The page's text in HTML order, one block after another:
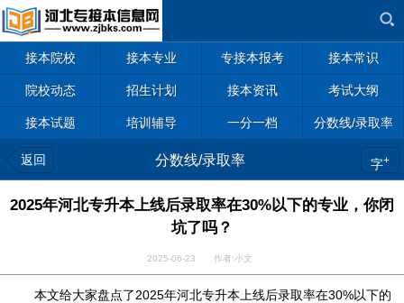
接本院校 接本专业 专接本报考 接本常识
院校动态 招生计划 接本资讯 考试大纲
接本试题 培训辅导 一分一档 分数线/录取率
返回 分数线/录取率 字+
2025年河北专升本上线后录取率在30%以下的专业，你闭
坑了吗？
2025-06-23 作者:小文
本文给大家盘点了2025年河北专升本上线后录取率在30%以下的